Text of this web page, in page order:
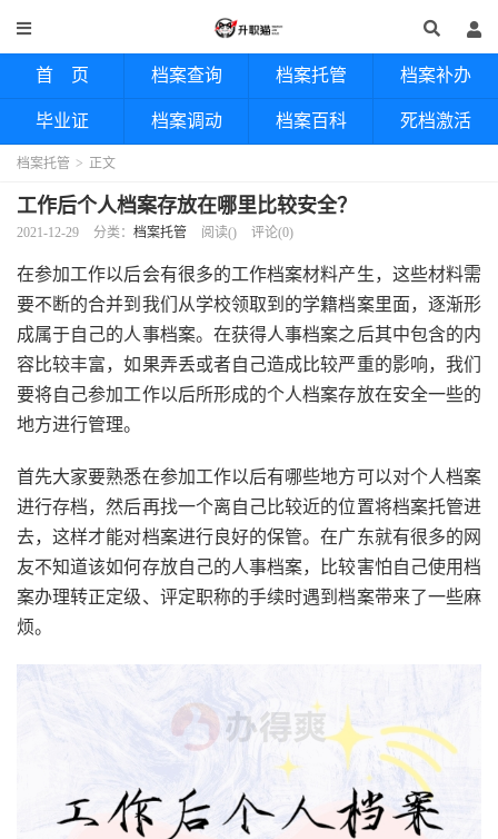
首 页 档案查询 档案托管 档案补办
毕业证 档案调动 档案百科 死档激活
档案托管 > 正文
工作后个人档案存放在哪里比较安全？
2021-12-29 分类： 档案托管 阅读() 评论(0)
在参加工作以后会有很多的工作档案材料产生，这些材料需
要不断的合并到我们从学校领取到的学籍档案里面，逐渐形
成属于自己的人事档案。在获得人事档案之后其中包含的内
容比较丰富，如果弄丢或者自己造成比较严重的影响，我们
要将自己参加工作以后所形成的个人档案存放在安全一些的
地方进行管理。
首先大家要熟悉在参加工作以后有哪些地方可以对个人档案
进行存档，然后再找一个离自己比较近的位置将档案托管进
去，这样才能对档案进行良好的保管。在广东就有很多的网
友不知道该如何存放自己的人事档案，比较害怕自己使用档
案办理转正定级、评定职称的手续时遇到档案带来了一些麻
烦。